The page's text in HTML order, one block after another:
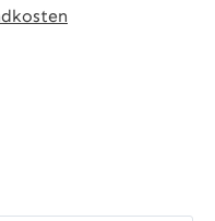
ist zurzeit nicht verfügbar.)